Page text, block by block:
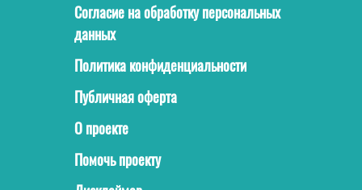
Согласие на обработку персональных
данных
Политика конфиденциальности
Публичная оферта
О проекте
Помочь проекту